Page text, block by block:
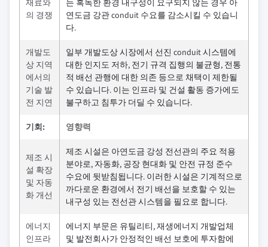
재료와
의 경쟁
는 혹독한 환경 내구성이 요구되지 않는 경우 아
연도금 강관 conduit 수요를 감소시킬 수 있습니
다.
개발도
상 지역
에서의
기술 발
전 지연
일부 개발도상 시장에서 선진 conduit 시스템에
대한 인지도 저하, 전기 규격 집행의 불균형, 전통
적 배선 관행에 대한 의존 등으로 채택이 제한될
수 있습니다. 이는 인프라 및 건설 활동 증가에도
불구하고 침투가 더딜 수 있습니다.
기회: 영향력
제조 시
설 확장
및 자동
화 개선
제조 시설은 아연도금 강성 전선관의 주요 적용
분야로, 자동화, 공장 현대화 및 안전 규정 준수
수요에 뒷받침됩니다. 이러한 시설은 기계적으로
까다로운 환경에서 전기 배선을 보호할 수 있는
내구성 있는 전선관 시스템을 필요로 합니다.
에너지
인프라
에너지 부문은 유틸리티, 재생에너지 개발업체
및 발전회사가 안정적인 배선 보호에 투자함에